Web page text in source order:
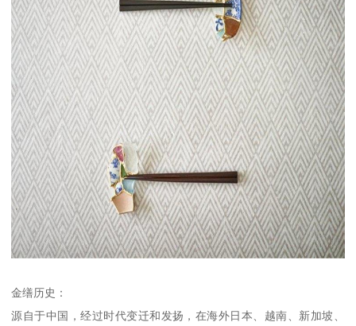
金缮历史：
源自于中国，经过时代变迁和发扬，在海外日本、越南、新加坡、